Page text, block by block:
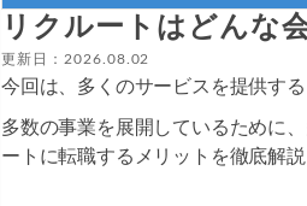
リクルートはどんな
更新日：2026.08.02
今回は、多くのサービスを提供す
多数の事業を展開しているために
ートに転職するメリットを徹底解説